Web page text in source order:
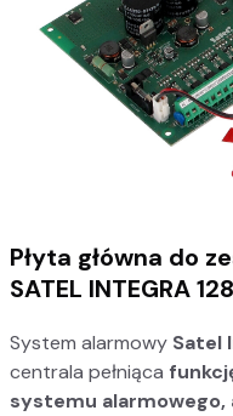
Płyta główna do
SATEL INTEGRA
System alarmowy Satel
centrala pełniąca
systemu